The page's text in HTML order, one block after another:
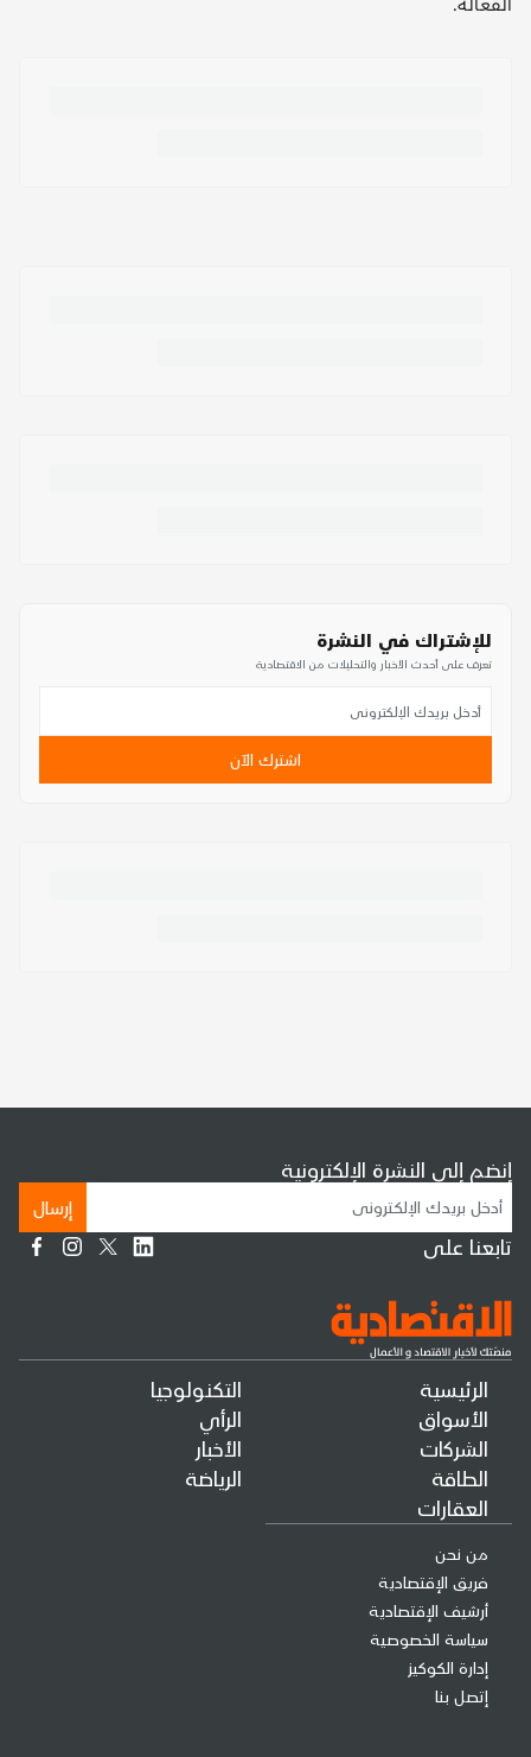
للإشتراك في النشرة
تعرف على أحدث الأخبار والتحليلات من الاقتصادية
اشترك الآن
الرئيسية
الأسواق
الشركات
الطاقة
العقارات
التكنولوجيا
الرأي
الأخبار
الرياضة
من نحن
فريق الإقتصادية
أرشيف الإقتصادية
سياسة الخصوصية
إدارة الكوكيز
إتصل بنا
إنضم إلى النشرة الإلكترونية
إرسال
تابعنا على